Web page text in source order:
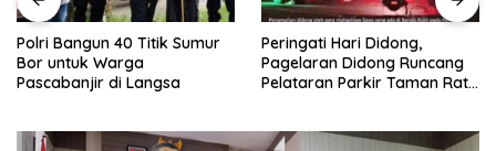
Polri Bangun 40 Titik Sumur
Bor untuk Warga
Pascabanjir di Langsa
Peringati Hari Didong,
Pagelaran Didong Runcang
Pelataran Parkir Taman Ratu